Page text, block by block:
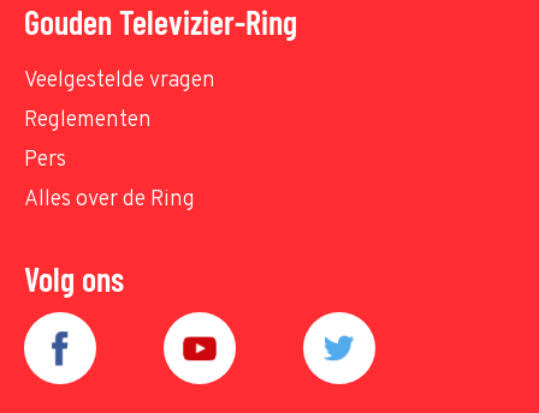
Gouden Televizier-Ring
Veelgestelde vragen
Reglementen
Pers
Alles over de Ring
Volg ons